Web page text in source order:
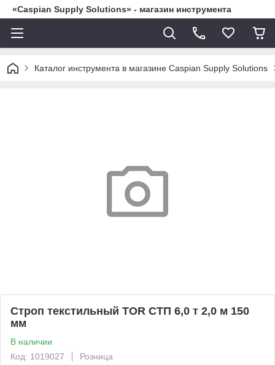
«Caspian Supply Solutions» - магазин инструмента
Каталог инструмента в магазине Caspian Supply Solutions
Строп текстильный TOR СТП 6,0 т 2,0 м 150
мм
В наличии
Код: 1019027
Розница